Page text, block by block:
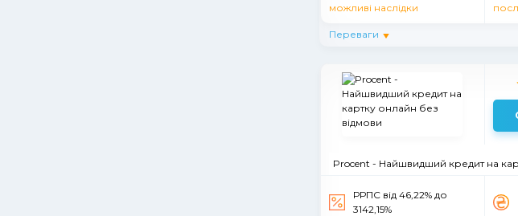
можливі наслідки
Переваги
Procent - Найшвидший кредит на
РРПС від 46,22% до
3142,15%